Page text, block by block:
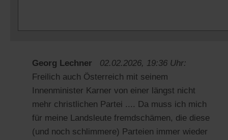
Georg Lechner
02.02.2026, 19:36 Uhr:
Freilich auch Österreich mit seinem
Innenminister Karner von einer längst nicht
mehr christlichen Partei .... Da muss ich mich
für meine Landsleute fremdschämen, die diese
(und noch schlimmere) Parteien immer wieder